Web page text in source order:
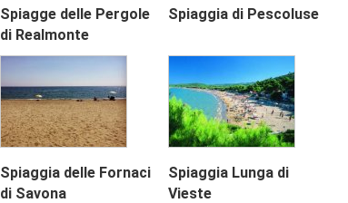
Spiagge delle Pergole
di Realmonte
Spiaggia di Pescoluse
Spiaggia delle Fornaci
di Savona
Spiaggia Lunga di
Vieste